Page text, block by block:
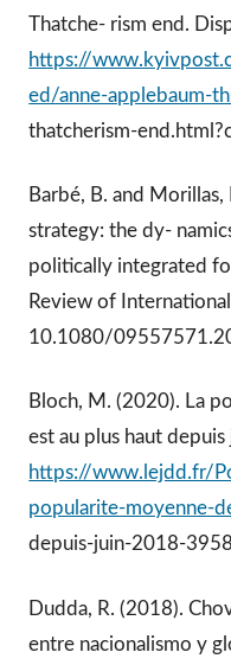
Thatche- rism end.
https://
ed/anne-applebaum-
thatcherism-
Barbé, B. and Morillas,
strategy: the dy-
politically integrated
Review of
10.1080/
Bloch, M. (2020). La
est au plus haut
https://www.lejdd.fr/
popularite-moyenne-
depuis-juin-2018-
Dudda, R. (2018).
entre nacionalismo y